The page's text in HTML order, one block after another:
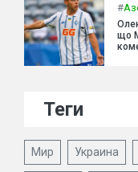
#
що
Теги
Мир Украина